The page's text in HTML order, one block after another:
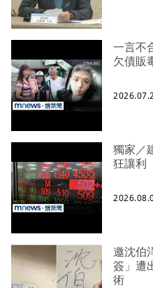
一言不
欠債販
獨家／
狂讓利
邀沈伯
簽」遭
術